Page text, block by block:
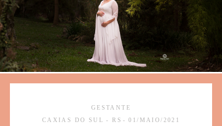
GESTANTE
CAXIAS DO SUL - RS
01/MAIO/2021